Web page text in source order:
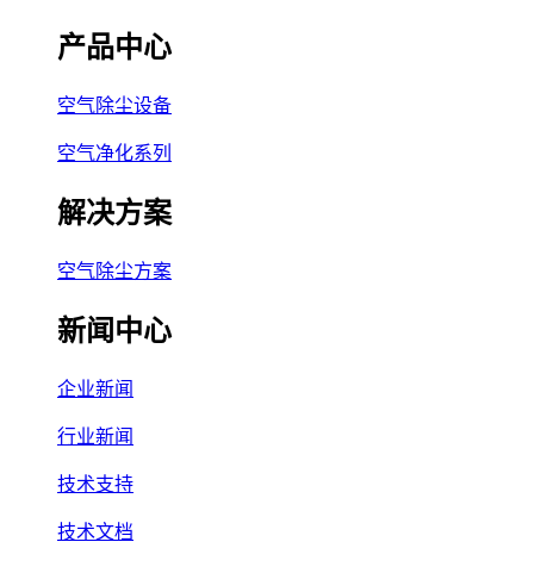
产品中心
空气除尘设备
空气净化系列
解决方案
空气除尘方案
新闻中心
企业新闻
行业新闻
技术支持
技术文档